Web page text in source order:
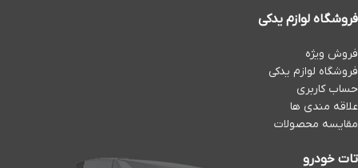
فروشگاه لوازم یدکی
فروش ویژه
فروشگاه لوازم یدکی
حساب کاربری
علاقه مندی ها
مقایسه محصولات
تات خودرو